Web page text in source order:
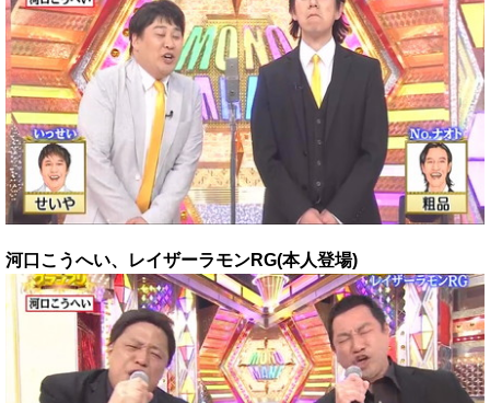
河口こうへい、レイザーラモンRG(本人登場)